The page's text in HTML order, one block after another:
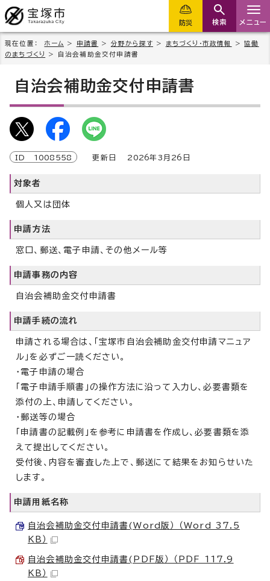
防災 検索 メニュー
現在位置： ホーム > 申請書 > 分野から探す > まちづくり・市政情報 >協働
のまちづくり
> 自治会補助金交付申請書
自治会補助金交付申請書
ID 1008558 更新日 2026年3月 26 日
対象者
個人又は団体
申請方法
窓口、郵送、電子申請、その他メール等
申請事務の内容
自治会補助金交付申請書
申請手続の流れ
申請される場合は、「宝塚市自治会補助金交付申請マニュア
ル」を必ずご一読ください。
・電子申請の場合
「電子申請手順書」の操作方法に沿って入力し、必要書類を
添付の上、申請してください。
・郵送等の場合
「申請書の記載例」を参考に申請書を作成し、必要書類を添
えて提出してください。
受付後、内容を審査した上で、郵送にて結果をお知らせいた
します。
申請用紙名称
自治会補助金交付申請書(Word版） （Word 37.5
KB）
自治会補助金交付申請書(PDF版） （PDF 117.9
KB）